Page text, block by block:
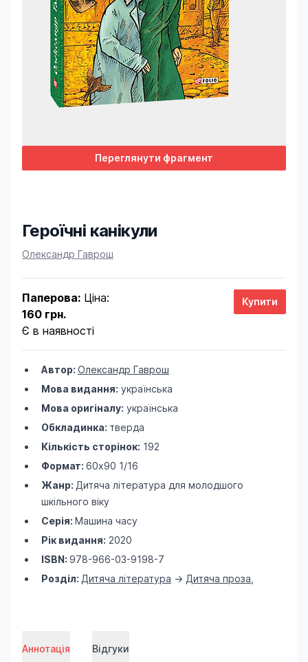
Переглянути фрагмент
Героїчні канікули
Product information
Олександр Гаврош
Паперова: Ціна:
160 грн.
Є в наявності
Автор: Олександр Гаврош
Мова видання: українська
Мова оригіналу: українська
Обкладинка: тверда
Кількість сторінок: 192
Формат: 60х90 1/16
Жанр: Дитяча література для молодшого
шкільного віку
Серія: Машина часу
Рік видання: 2020
ISBN: 978-966-03-9198-7
Розділ: Дитяча література -> Дитяча проза
Аннотація Відгуки